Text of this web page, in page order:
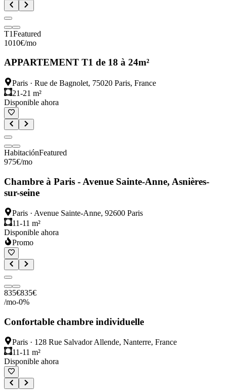
T1Featured
1010€/mo
APPARTEMENT T1 de 18 à 24m²
Paris · Rue de Bagnolet, 75020 Paris, France
21-21 m²
Disponible ahora
HabitaciónFeatured
975€/mo
Chambre à Paris - Avenue Sainte-Anne, Asnières-
sur-seine
Paris · Avenue Sainte-Anne, 92600 Paris
11-11 m²
Disponible ahora
Promo
835€835€
/mo-0%
Confortable chambre individuelle
Paris · 128 Rue Salvador Allende, Nanterre, France
11-11 m²
Disponible ahora